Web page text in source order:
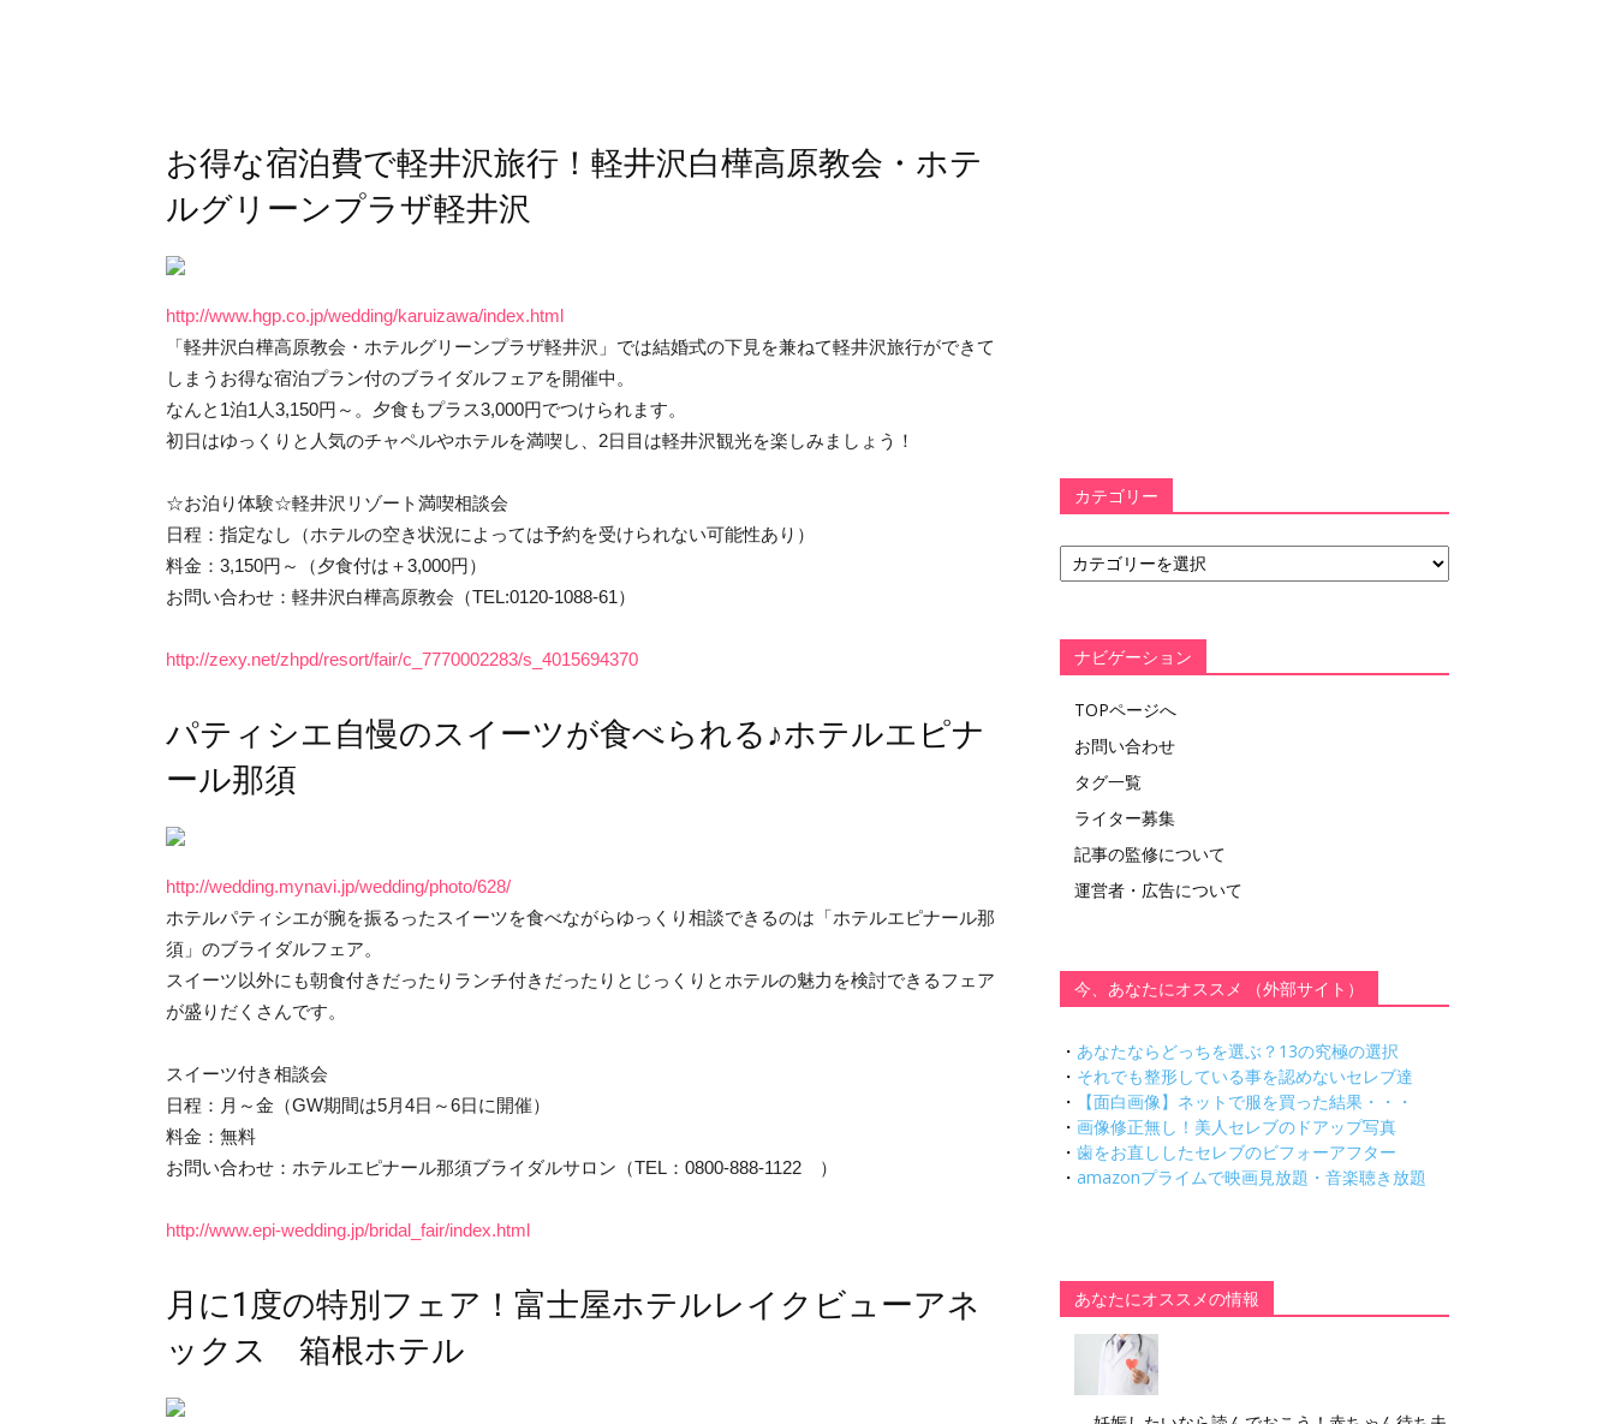
お得な宿泊費で軽井沢旅行！軽井沢白樺高原教会・ホテ
ルグリーンプラザ軽井沢
http://www.hgp.co.jp/wedding/karuizawa/index.html
「軽井沢白樺高原教会・ホテルグリーンプラザ軽井沢」では結婚式の下見を兼ねて軽井沢旅行ができて
しまうお得な宿泊プラン付のブライダルフェアを開催中。
なんと1泊1人3,150円～。夕食もプラス3,000円でつけられます。
初日はゆっくりと人気のチャペルやホテルを満喫し、2日目は軽井沢観光を楽しみましょう！
☆お泊り体験☆軽井沢リゾート満喫相談会
日程：指定なし（ホテルの空き状況によっては予約を受けられない可能性あり）
料金：3,150円～（夕食付は＋3,000円）
お問い合わせ：軽井沢白樺高原教会（TEL:0120-1088-61）
http://zexy.net/zhpd/resort/fair/c_7770002283/s_4015694370
パティシエ自慢のスイーツが食べられる♪ホテルエピナ
ール那須
http://wedding.mynavi.jp/wedding/photo/628/
ホテルパティシエが腕を振るったスイーツを食べながらゆっくり相談できるのは「ホテルエピナール那
須」のブライダルフェア。
スイーツ以外にも朝食付きだったりランチ付きだったりとじっくりとホテルの魅力を検討できるフェア
が盛りだくさんです。
スイーツ付き相談会
日程：月～金（GW期間は5月4日～6日に開催）
料金：無料
お問い合わせ：ホテルエピナール那須ブライダルサロン（TEL：0800-888-1122 ）
http://www.epi-wedding.jp/bridal_fair/index.html
月に1度の特別フェア！富士屋ホテルレイクビューアネ
ックス 箱根ホテル
カテゴリー
カ
テ
ー
ナビゲーション
TOPページへ
お問い合わせ
タグ一覧
ライター募集
記事の監修について
運営者・広告について
今、あなたにオススメ （外部サイト）
・ あなたならどっちを選ぶ？13の究極の選択
・ それでも整形している事を認めないセレブ達
・
【面白画像】ネットで服を買った結果・・・
・ 画像修正無し！美人セレブのドアップ写真
・ 歯をお直ししたセレブのビフォーアフター
・ amazonプライムで映画見放題・音楽聴き放題
あなたにオススメの情報